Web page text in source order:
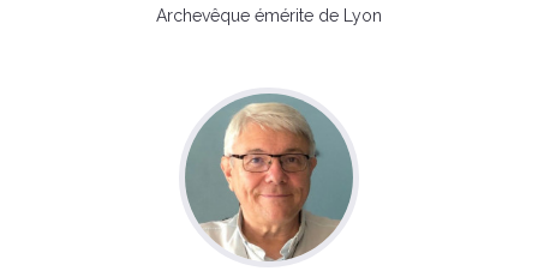
Archevêque émérite de Lyon